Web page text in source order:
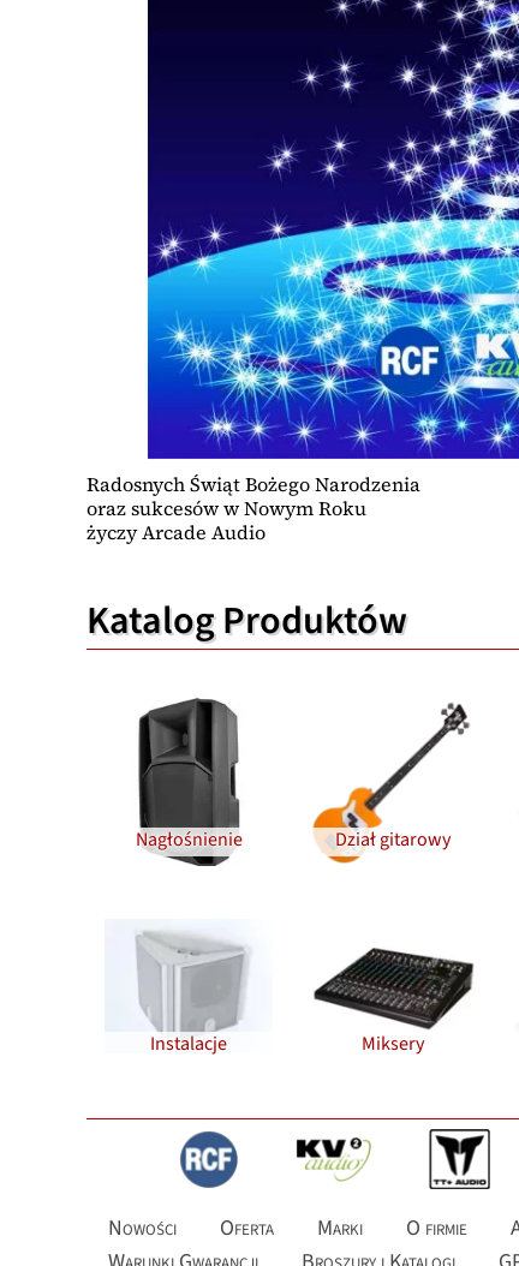
Radosnych Świąt Bożego Narodzenia
oraz sukcesów w Nowym Roku
życzy Arcade Audio
Katalog Produktów
Nagłośnienie Dział gitarowy
Instalacje Miksery
Nowości Oferta Marki O firmie